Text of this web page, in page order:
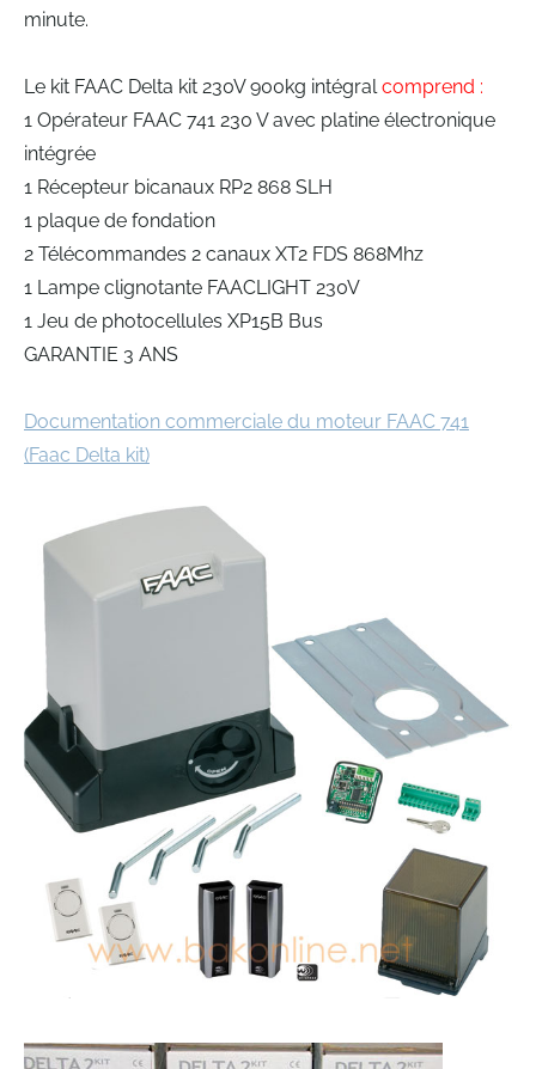
minute.
Le kit FAAC Delta kit 230V 900kg intégralcomprend :
1 Opérateur FAAC 741 230 V avec platine électronique
intégrée
1 Récepteur bicanaux RP2 868 SLH
1 plaque de fondation
2 Télécommandes 2 canaux XT2 FDS 868Mhz
1 Lampe clignotante FAACLIGHT 230V
1 Jeu de photocellules XP15B Bus
GARANTIE 3 ANS
Documentation commerciale du moteur FAAC 741
(Faac Delta kit)